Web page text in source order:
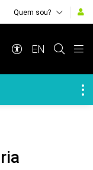
Quem sou?
EN